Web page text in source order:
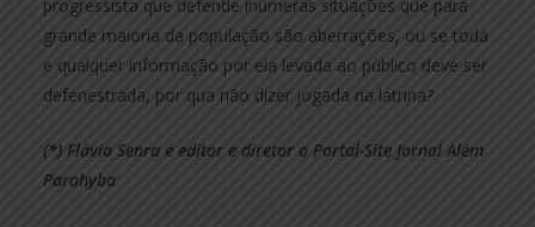
progressista que defende inúmeras situações que para
grande maioria da população são aberrações, ou se toda
e qualquer informação por ela levada ao público deve ser
defenestrada, por qua não dizer jogada na latrina?
(*) Flávio Senra é editor e diretor o Portal-Site Jornal Além
Parahyba